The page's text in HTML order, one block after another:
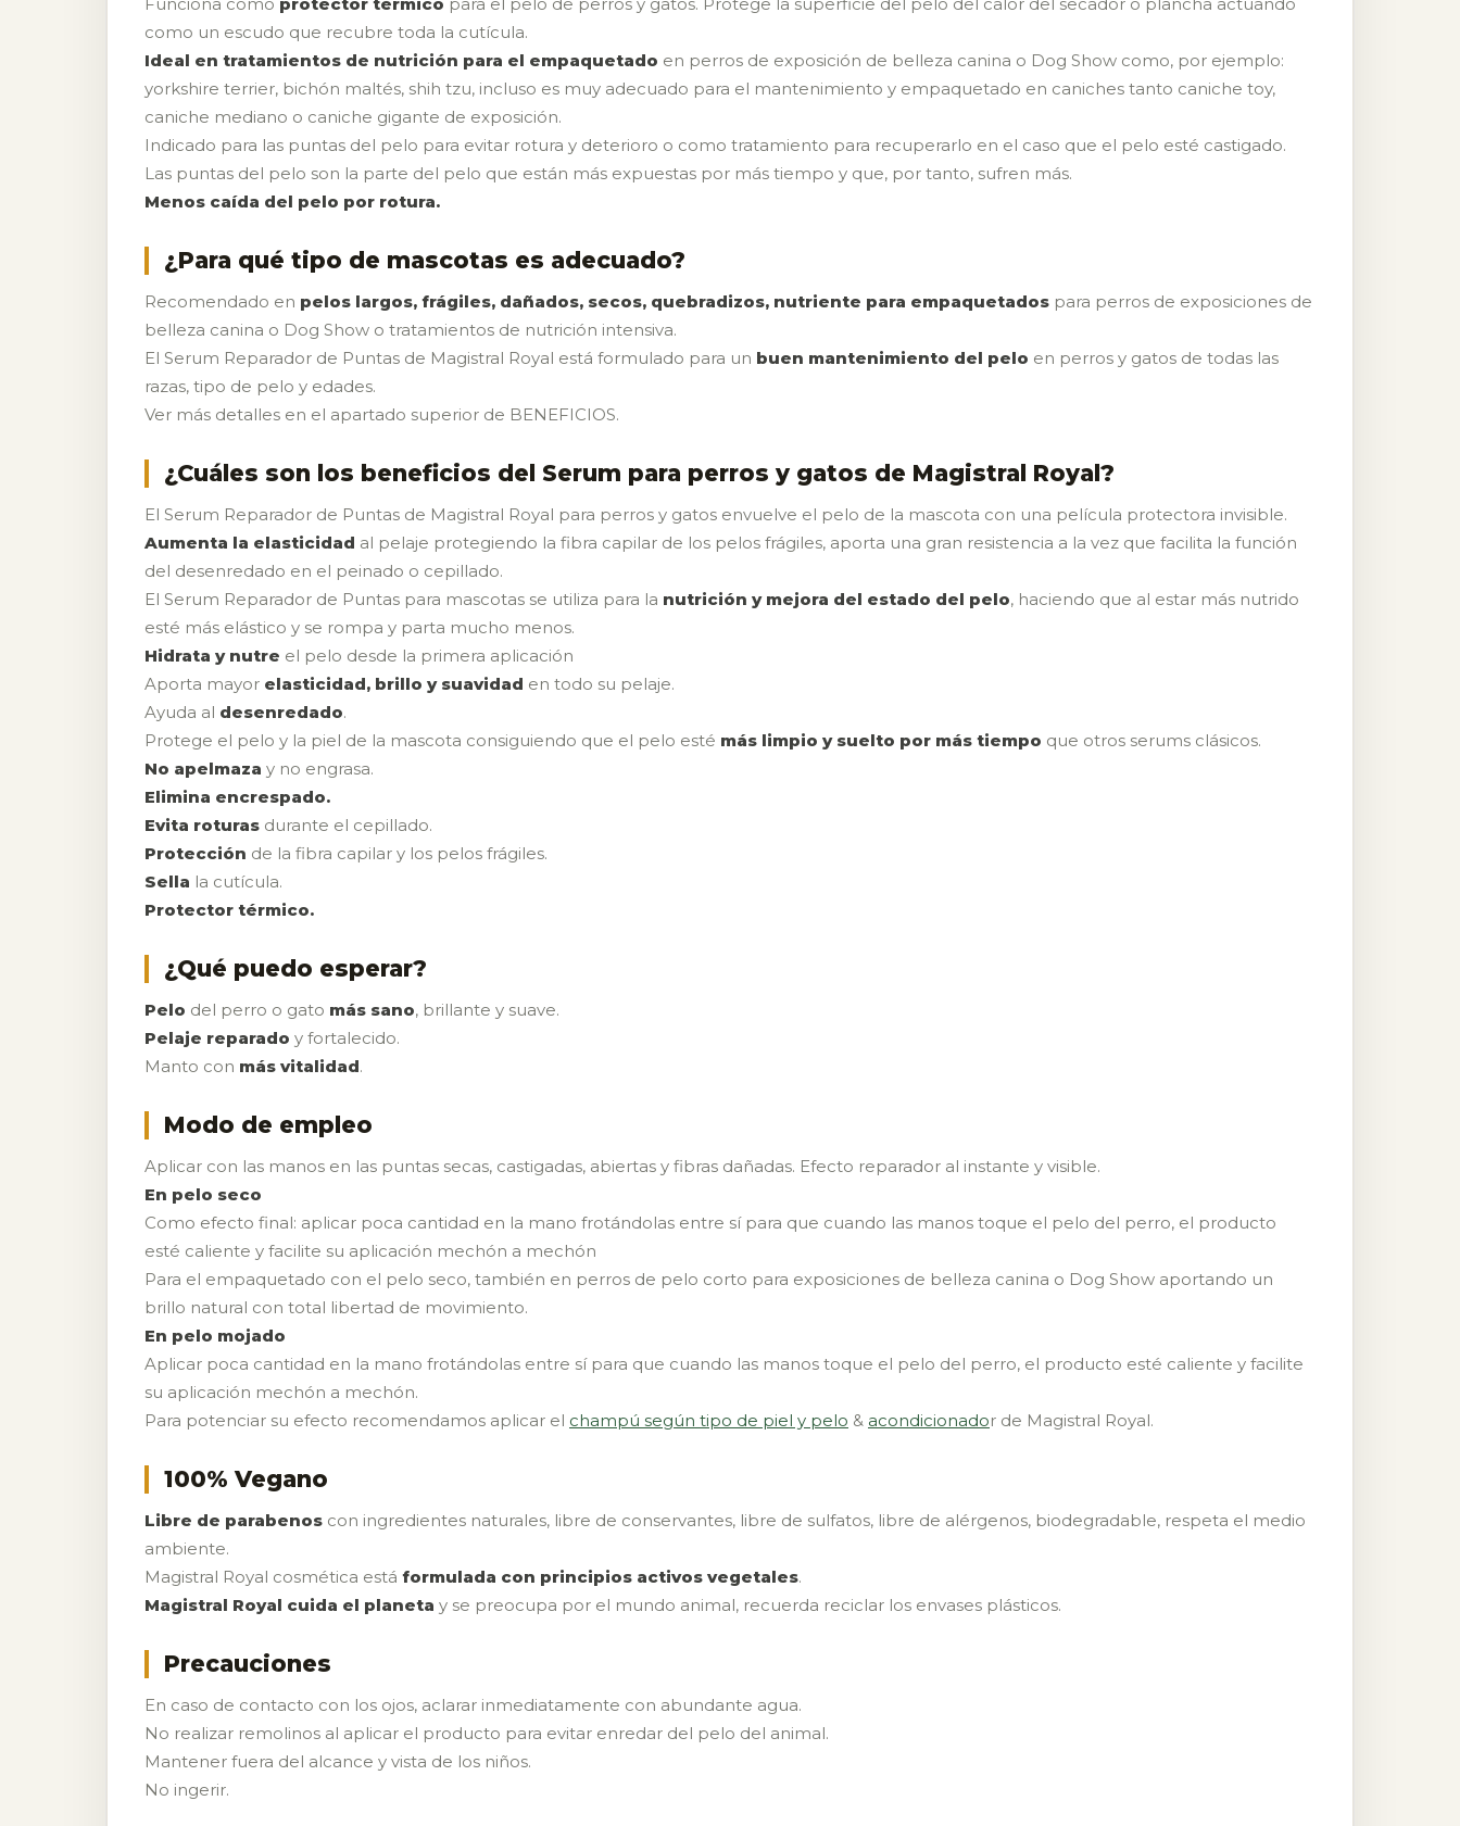
como un escudo que recubre toda la cutícula.
Ideal en tratamientos de nutrición para el empaquetado en perros de exposición de belleza canina o Dog Show como, por ejemplo:
yorkshire terrier, bichón maltés, shih tzu, incluso es muy adecuado para el mantenimiento y empaquetado en caniches tanto caniche toy,
caniche mediano o caniche gigante de exposición.
Indicado para las puntas del pelo para evitar rotura y deterioro o como tratamiento para recuperarlo en el caso que el pelo esté castigado.
Las puntas del pelo son la parte del pelo que están más expuestas por más tiempo y que, por tanto, sufren más.
Menos caída del pelo por rotura.
¿Para qué tipo de mascotas es adecuado?
Recomendado en pelos largos, frágiles, dañados, secos, quebradizos, nutriente para empaquetados para perros de exposiciones de
belleza canina o Dog Show o tratamientos de nutrición intensiva.
El Serum Reparador de Puntas de Magistral Royal está formulado para un buen mantenimiento del pelo en perros y gatos de todas las
razas, tipo de pelo y edades.
Ver más detalles en el apartado superior de BENEFICIOS.
¿Cuáles son los beneficios del Serum para perros y gatos de Magistral Royal?
El Serum Reparador de Puntas de Magistral Royal para perros y gatos envuelve el pelo de la mascota con una película protectora invisible.
Aumenta la elasticidad al pelaje protegiendo la fibra capilar de los pelos frágiles, aporta una gran resistencia a la vez que facilita la función
del desenredado en el peinado o cepillado.
El Serum Reparador de Puntas para mascotas se utiliza para la nutrición y mejora del estado del pelo, haciendo que al estar más nutrido
esté más elástico y se rompa y parta mucho menos.
Hidrata y nutre el pelo desde la primera aplicación
Aporta mayor elasticidad, brillo y suavidad en todo su pelaje.
Ayuda al desenredado.
Protege el pelo y la piel de la mascota consiguiendo que el pelo esté más limpio y suelto por más tiempo que otros serums clásicos.
No apelmaza y no engrasa.
Elimina encrespado.
Evita roturas durante el cepillado.
Protección de la fibra capilar y los pelos frágiles.
Sella la cutícula.
Protector térmico.
¿Qué puedo esperar?
Pelo del perro o gato más sano, brillante y suave.
Pelaje reparado y fortalecido.
Manto con más vitalidad.
Modo de empleo
Aplicar con las manos en las puntas secas, castigadas, abiertas y fibras dañadas. Efecto reparador al instante y visible.
En pelo seco
Como efecto final: aplicar poca cantidad en la mano frotándolas entre sí para que cuando las manos toque el pelo del perro, el producto
esté caliente y facilite su aplicación mechón a mechón
Para el empaquetado con el pelo seco, también en perros de pelo corto para exposiciones de belleza canina o Dog Show aportando un
brillo natural con total libertad de movimiento.
En pelo mojado
Aplicar poca cantidad en la mano frotándolas entre sí para que cuando las manos toque el pelo del perro, el producto esté caliente y facilite
su aplicación mechón a mechón.
Para potenciar su efecto recomendamos aplicar el champú según tipo de piel y pelo & acondicionador de Magistral Royal.
100% Vegano
Libre de parabenos con ingredientes naturales, libre de conservantes, libre de sulfatos, libre de alérgenos, biodegradable, respeta el medio
ambiente.
Magistral Royal cosmética está formulada con principios activos vegetales.
Magistral Royal cuida el planeta y se preocupa por el mundo animal, recuerda reciclar los envases plásticos.
Precauciones
En caso de contacto con los ojos, aclarar inmediatamente con abundante agua.
No realizar remolinos al aplicar el producto para evitar enredar del pelo del animal.
Mantener fuera del alcance y vista de los niños.
No ingerir.